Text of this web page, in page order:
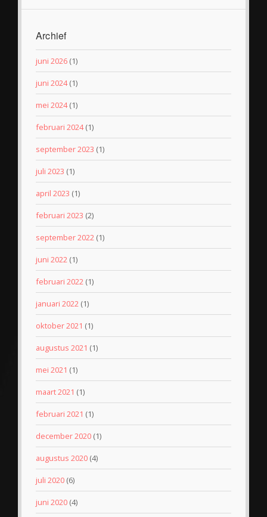
Archief
juni 2026 (1)
juni 2024(1)
mei 2024(1)
februari 2024(1)
september 2023 (1)
juli 2023 (1)
april 2023 (1)
februari 2023 (2)
september 2022 (1)
juni 2022 (1)
februari 2022 (1)
januari 2022 (1)
oktober 2021 (1)
augustus 2021 (1)
mei 2021 (1)
maart 2021 (1)
februari 2021 (1)
december 2020 (1)
augustus 2020 (4)
juli 2020 (6)
juni 2020 (4)